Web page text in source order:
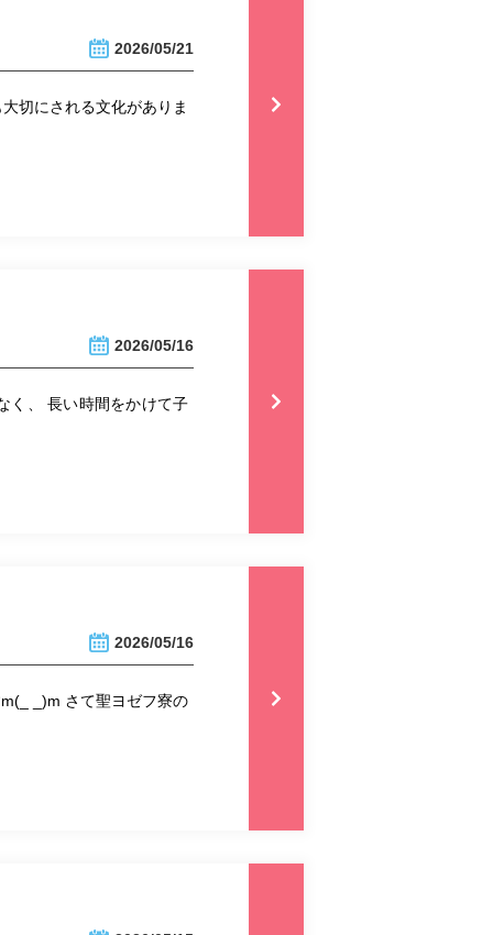
2026/05/21
切にされる文化がありま
2026/05/16
く、 長い時間をかけて子
2026/05/16
_)m さて聖ヨゼフ寮の